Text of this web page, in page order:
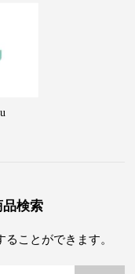
品検索
ことができます。